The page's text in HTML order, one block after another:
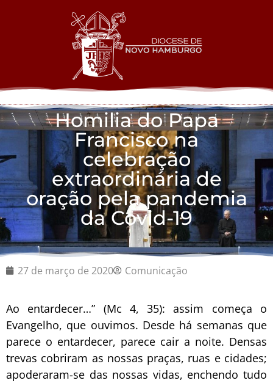
Homilia do Papa
Francisco na
celebração
extraordinária de
oração pela pandemia
da Covid-19
27 de março de 2020 Comunicação
Ao entardecer…” (Mc 4, 35): assim começa o
Evangelho, que ouvimos. Desde há semanas que
parece o entardecer, parece cair a noite. Densas
trevas cobriram as nossas praças, ruas e cidades;
apoderaram-se das nossas vidas, enchendo tudo